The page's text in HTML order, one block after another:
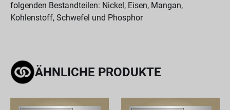
folgenden Bestandteilen: Nickel, Eisen, Mangan,
Kohlenstoff, Schwefel und Phosphor
ÄHNLICHE PRODUKTE